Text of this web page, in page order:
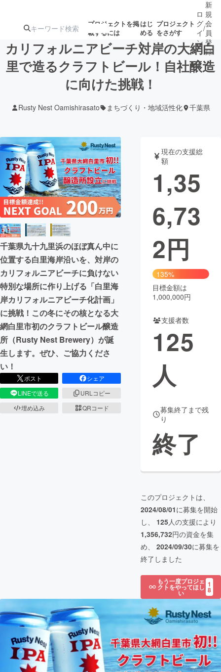
プロジェクトを掲
載するには
はじ
める
プロジェクト
をさがす
注目のリ 注目の新着プロ
ジェクト
募集終了が近いプ
テクノロジー・ガジェット
映像・映画 書籍・雑誌
ビジネス・起業 チャレンジ
まちづくり・地域活性化
CAMPFIRE for Social Good
CAMPFIRE Creation
CAMPFIREふるさと納税machi-ya コミュニティ
ロ
グ
イ
ン
/
新
規
会
員
登
録
カリフォルニアビーチ対岸の大網白
里で造るクラフトビール！自社醸造
に向けた挑戦！
Rusty Nest Oamishirasato まちづくり・地域活性化 千葉県
千葉県九十九里浜のほぼ真ん中に
位置する白里海岸沿いを、対岸の
カリフォルニアビーチに負けない
特別な場所に作り上げる「白里海
岸カリフォルニアビーチ化計画」
に挑戦！この冬にその核となる大
網白里市初のクラフトビール醸造
所（Rusty Nest Brewery）が誕
生します。ぜひ、ご協力くださ
い！
ポスト
シェア
LINEで送る
URLコピー
埋め込み
QRコード
現在の支援総
額
1,35
6,73
2円
135%
目標金額は
1,000,000円
支援者数
125
人
募集終了まで残
り
終了
このプロジェクトは、
2024/08/01に募集を開始
し、 125人の支援により
1,356,732円の資金を集
め、 2024/09/30に募集を
終了しました
もう一度プロジェ
クトをやってほし
い
1
8